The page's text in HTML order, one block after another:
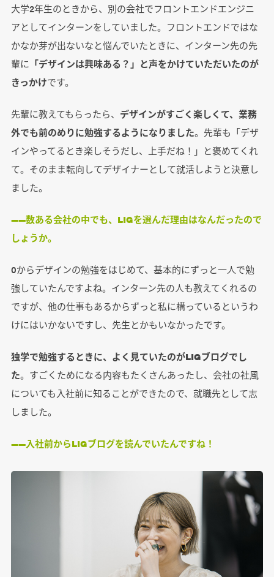
大学2年生のときから、別の会社でフロントエンドエンジニ
アとしてインターンをしていました。フロントエンドではな
かなか芽が出ないなと悩んでいたときに、インターン先の先
輩に 「デザインは興味ある？」と声をかけていただいたのが
きっかけです。
先輩に教えてもらったら、 デザインがすごく楽しくて、業務
外でも前のめりに勉強するようになりました。先輩も「デザ
インやってるとき楽しそうだし、上手だね！」と褒めてくれ
て。そのまま転向してデザイナーとして就活しようと決意し
ました。
――数ある会社の中でも、LIGを選んだ理由はなんだったので
しょうか。
0からデザインの勉強をはじめて、基本的にずっと一人で勉
強していたんですよね。インターン先の人も教えてくれるの
ですが、他の仕事もあるからずっと私に構っているというわ
けにはいかないですし、先生とかもいなかったです。
独学で勉強するときに、よく見ていたのがLIGブログでし
た。すごくためになる内容もたくさんあったし、会社の社風
についても入社前に知ることができたので、就職先として志
しました。
――入社前からLIGブログを読んでいたんですね！